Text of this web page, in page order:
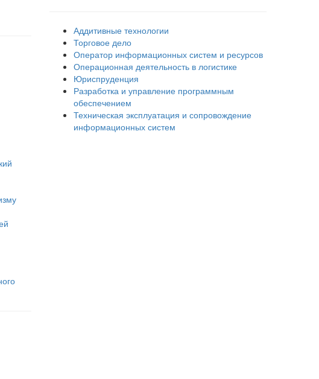
Аддитивные технологии
Торговое дело
Оператор информационных систем и ресурсов
Операционная деятельность в логистике
Юриспруденция
Разработка и управление программным
обеспечением
Техническая эксплуатация и сопровождение
информационных систем